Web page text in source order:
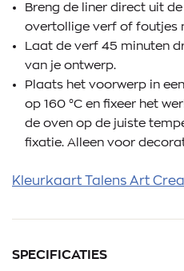
Breng de liner direct uit
overtollige verf of foutjes
Laat de verf 45 minuten
van je ontwerp.
Plaats het voorwerp in
op 160 °C en fixeer het
de oven op de juiste
fixatie. Alleen voor
Kleurkaart Talens Art
SPECIFICATIES